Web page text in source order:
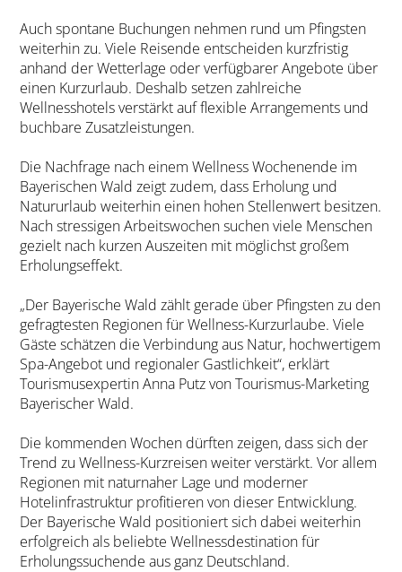
Auch spontane Buchungen nehmen rund um Pfingsten
weiterhin zu. Viele Reisende entscheiden kurzfristig
anhand der Wetterlage oder verfügbarer Angebote über
einen Kurzurlaub. Deshalb setzen zahlreiche
Wellnesshotels verstärkt auf flexible Arrangements und
buchbare Zusatzleistungen.
Die Nachfrage nach einem Wellness Wochenende im
Bayerischen Wald zeigt zudem, dass Erholung und
Natururlaub weiterhin einen hohen Stellenwert besitzen.
Nach stressigen Arbeitswochen suchen viele Menschen
gezielt nach kurzen Auszeiten mit möglichst großem
Erholungseffekt.
„Der Bayerische Wald zählt gerade über Pfingsten zu den
gefragtesten Regionen für Wellness-Kurzurlaube. Viele
Gäste schätzen die Verbindung aus Natur, hochwertigem
Spa-Angebot und regionaler Gastlichkeit“, erklärt
Tourismusexpertin Anna Putz von Tourismus-Marketing
Bayerischer Wald.
Die kommenden Wochen dürften zeigen, dass sich der
Trend zu Wellness-Kurzreisen weiter verstärkt. Vor allem
Regionen mit naturnaher Lage und moderner
Hotelinfrastruktur profitieren von dieser Entwicklung.
Der Bayerische Wald positioniert sich dabei weiterhin
erfolgreich als beliebte Wellnessdestination für
Erholungssuchende aus ganz Deutschland.